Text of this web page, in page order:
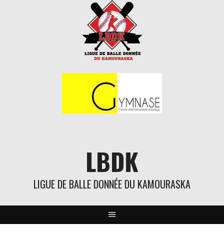
LBDK
LIGUE DE BALLE DONNÉE DU KAMOURASKA